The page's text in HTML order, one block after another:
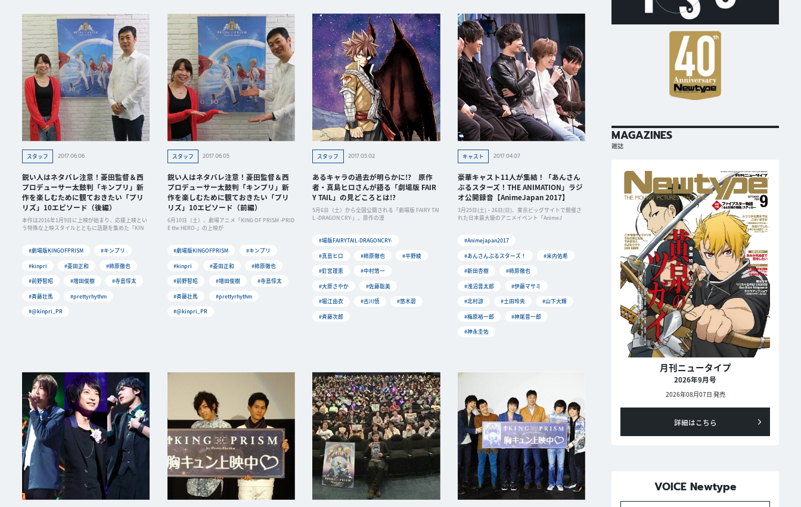
スタッフ 2017.06.06
鋭い人はネタバレ注意！菱田監督＆西
プロデューサー太鼓判「キンプリ」新
作を楽しむために観ておきたい「プリ
リズ」10エピソード（後編）
本作は2016年1月9日に上映が始まり、応援上映とい
う特殊な上映スタイルとともに話題を集めた「KIN
#劇場版KINGOFPRISM
#キンプリ
#kinpri
#菱田正和
#柿原徹也
#前野智昭
#増田俊樹
#寺島惇太
#斉藤壮馬
#prettyrhythm
#@kinpri_PR
スタッフ 2017.06.05
鋭い人はネタバレ注意！菱田監督＆西
プロデューサー太鼓判「キンプリ」新
作を楽しむために観ておきたい「プリ
リズ」10エピソード（前編）
6月10日（土）、劇場アニメ「KING OF PRISM -PRID
E the HERO-」の上映が
#劇場版KINGOFPRISM
#キンプリ
#kinpri
#菱田正和
#柿原徹也
#前野智昭
#増田俊樹
#寺島惇太
#斉藤壮馬
#prettyrhythm
#@kinpri_PR
スタッフ 2017.05.02
あるキャラの過去が明らかに!? 原作
者・真島ヒロさんが語る「劇場版 FAIR
Y TAIL」の見どころとは!?
5月6日（土）から全国公開される「劇場版 FAIRY TAI
L -DRAGON CRY-」。原作の漫
#場版FAIRYTAIL-DRAGONCRY-
#真島ヒロ
#柿原徹也
#平野綾
#釘宮理恵
#中村悠一
#大原さやか
#佐藤聡美
#堀江由衣
#古川慎
#悠木碧
#斉藤次郎
キャスト 2017.04.07
豪華キャスト11人が集結！「あんさん
ぶるスターズ！THE ANIMATION」ラジ
オ公開録音【AnimeJapan 2017】
3月25日(土)・26日(日)、東京ビッグサイトで開催さ
れた日本最大級のアニメイベント「AnimeJ
#Animejapan2017
#あんさんぶるスターズ！
#米内佑希
#新田杏樹
#柿原徹也
#浅沼晋太郎
#伊藤マサミ
#北村諒
#土田玲央
#山下大輝
#梅原裕一郎
#神尾晋一郎
#神永圭佑
MAGAZINES
雑誌
月刊ニュータイプ
2026年9月号
2026年08月07日 発売
詳細はこちら
VOICE Newtype